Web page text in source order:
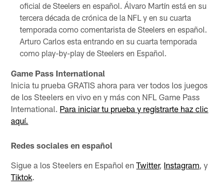
oficial de Steelers en español. Álvaro Martín está en su
tercera década de crónica de la NFL y en su cuarta
temporada como comentarista de Steelers en español.
Arturo Carlos esta entrando en su cuarta temporada
como play-by-play de Steelers en Español.
Game Pass International
Inicia tu prueba GRATIS ahora para ver todos los juegos
de los Steelers en vivo en y más con NFL Game Pass
International. Para iniciar tu prueba y regístrarte haz clic
aquí.
Redes sociales en español
Sigue a los Steelers en Español enTwitter, Instagram , y
Tiktok.